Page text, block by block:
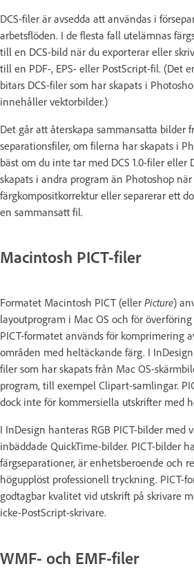
DCS-filer är avsedda att användas i
arbetsflöden. I de flesta fall utelämnas
till en DCS-bild när du exporterar eller
till en PDF-, EPS- eller PostScript-fil. (Det
bitars DCS-filer som har skapats i
innehåller vektorbilder.)
Det går att återskapa sammansatta bilder
separationsfiler, om filerna har skapats i
bäst om du inte tar med DCS 1.0-filer eller
skapats i andra program än Photoshop
färgkompositkorrektur eller separerar ett
en sammansatt fil.
Macintosh PICT-filer
Formatet Macintosh PICT (eller Picture)
layoutprogram i Mac OS och för
PICT-formatet används för komprimering
områden med heltäckande färg. I
filer som har skapats från Mac OS-
program, till exempel Clipart-samlingar.
dock inte för kommersiella utskrifter med
I InDesign hanteras RGB PICT-bilder med
inbäddade QuickTime-bilder. PICT-bilder
färgseparationer, är enhetsberoende och
högupplöst professionell tryckning. PICT-
godtagbar kvalitet vid utskrift på skrivare
icke-PostScript-skrivare.
WMF- och EMF-filer